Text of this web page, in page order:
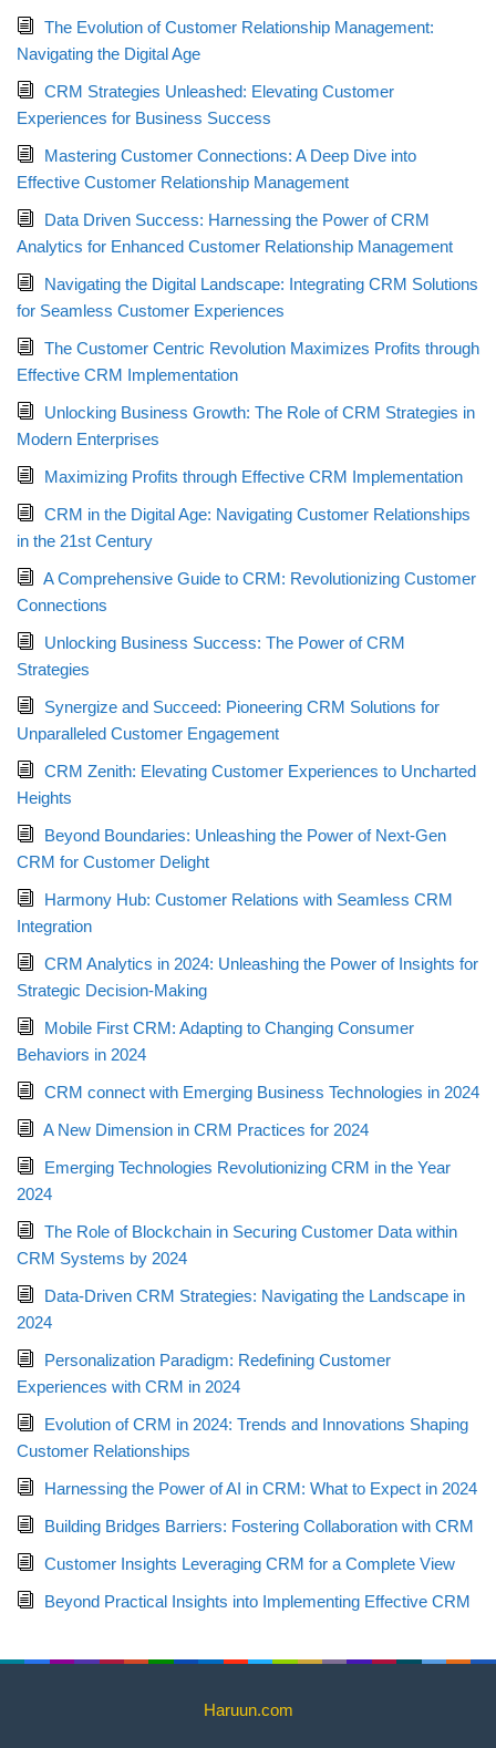
The Evolution of Customer Relationship Management:
Navigating the Digital Age
CRM Strategies Unleashed: Elevating Customer
Experiences for Business Success
Mastering Customer Connections: A Deep Dive into
Effective Customer Relationship Management
Data Driven Success: Harnessing the Power of CRM
Analytics for Enhanced Customer Relationship Management
Navigating the Digital Landscape: Integrating CRM Solutions
for Seamless Customer Experiences
The Customer Centric Revolution Maximizes Profits through
Effective CRM Implementation
Unlocking Business Growth: The Role of CRM Strategies in
Modern Enterprises
Maximizing Profits through Effective CRM Implementation
CRM in the Digital Age: Navigating Customer Relationships
in the 21st Century
A Comprehensive Guide to CRM: Revolutionizing Customer
Connections
Unlocking Business Success: The Power of CRM
Strategies
Synergize and Succeed: Pioneering CRM Solutions for
Unparalleled Customer Engagement
CRM Zenith: Elevating Customer Experiences to Uncharted
Heights
Beyond Boundaries: Unleashing the Power of Next-Gen
CRM for Customer Delight
Harmony Hub: Customer Relations with Seamless CRM
Integration
CRM Analytics in 2024: Unleashing the Power of Insights for
Strategic Decision-Making
Mobile First CRM: Adapting to Changing Consumer
Behaviors in 2024
CRM connect with Emerging Business Technologies in 2024
A New Dimension in CRM Practices for 2024
Emerging Technologies Revolutionizing CRM in the Year
2024
The Role of Blockchain in Securing Customer Data within
CRM Systems by 2024
Data-Driven CRM Strategies: Navigating the Landscape in
2024
Personalization Paradigm: Redefining Customer
Experiences with CRM in 2024
Evolution of CRM in 2024: Trends and Innovations Shaping
Customer Relationships
Harnessing the Power of AI in CRM: What to Expect in 2024
Building Bridges Barriers: Fostering Collaboration with CRM
Customer Insights Leveraging CRM for a Complete View
Beyond Practical Insights into Implementing Effective CRM
Haruun.com